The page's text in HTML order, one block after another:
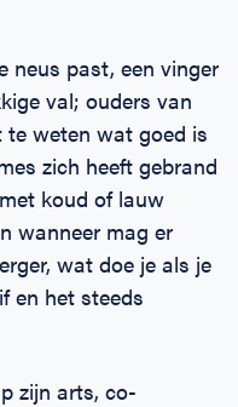
neus past, een vinger
val; ouders van
te weten wat goed is
zich heeft gebrand
koud of lauw
wanneer mag er
wat doe je als je
en het steeds
zijn arts, co-